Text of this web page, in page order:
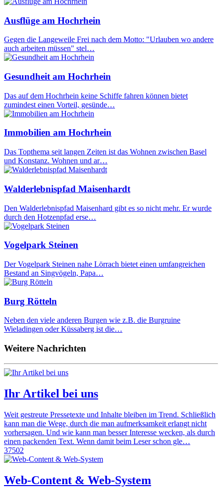
Ausflüge am Hochrhein
Gegen die Langeweile Frei nach dem Motto: "Urlauben wo andere
auch arbeiten müssen" stel…
Gesundheit am Hochrhein
Das auf dem Hochrhein keine Schiffe fahren können bietet
zumindest einen Vorteil, gesünde…
Immobilien am Hochrhein
Das Topthema seit langen Zeiten ist das Wohnen zwischen Basel
und Konstanz. Wohnen und ar…
Walderlebnispfad Maisenhardt
Den Walderlebnispfad Maisenhard gibt es so nicht mehr. Er wurde
durch den Hotzenpfad erse…
Vogelpark Steinen
Der Vogelpark Steinen nahe Lörrach bietet einen umfangreichen
Bestand an Singvögeln, Papa…
Burg Rötteln
Neben den viele anderen Burgen wie z.B. die Burgruine
Wieladingen oder Küssaberg ist die…
Weitere Nachrichten
Ihr Artikel bei uns
Weit gestreute Pressetexte und Inhalte bleiben im Trend. Schließlich
kann man die Wege, durch die man aufmerksamkeit erlangt nicht
vorhersagen. Und wie kann man besser Interesse wecken, als durch
einen packenden Text. Wenn damit beim Leser schon gle…
37502
Web-Content & Web-System